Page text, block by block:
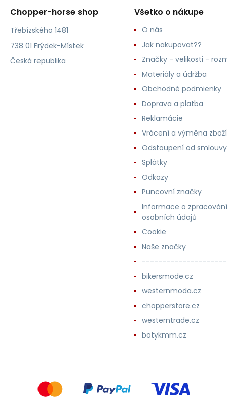
Chopper-horse shop
Třebízského 1481
738 01 Frýdek-Místek
Česká republika
Všetko o nákupe
O nás
Jak nakupovat??
Značky - velikosti -
Materiály a údržba
Obchodné podmienky
Doprava a platba
Reklamácie
Vrácení a výměna zboží
Odstoupení od smlouvy
Splátky
Odkazy
Puncovní značky
Informace o zpracování
osobních údajů
Cookie
Naše značky
bikersmode.cz
westernmoda.cz
chopperstore.cz
westerntrade.cz
botykmm.cz